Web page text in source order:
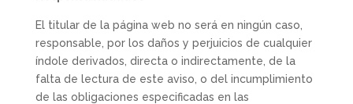
El titular de la página web no será en ningún caso,
responsable, por los daños y perjuicios de cualquier
índole derivados, directa o indirectamente, de la
falta de lectura de este aviso, o del incumplimiento
de las obligaciones especificadas en las